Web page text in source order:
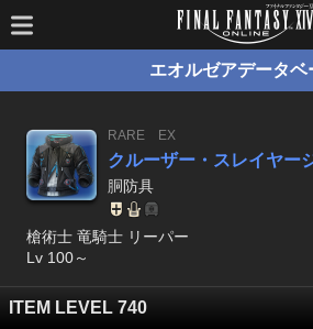
エオルゼアデータベ
RARE
EX
クルーザー・スレイヤー
胴防具
槍術士 竜騎士 リーパー
Lv 100～
ITEM LEVEL 740